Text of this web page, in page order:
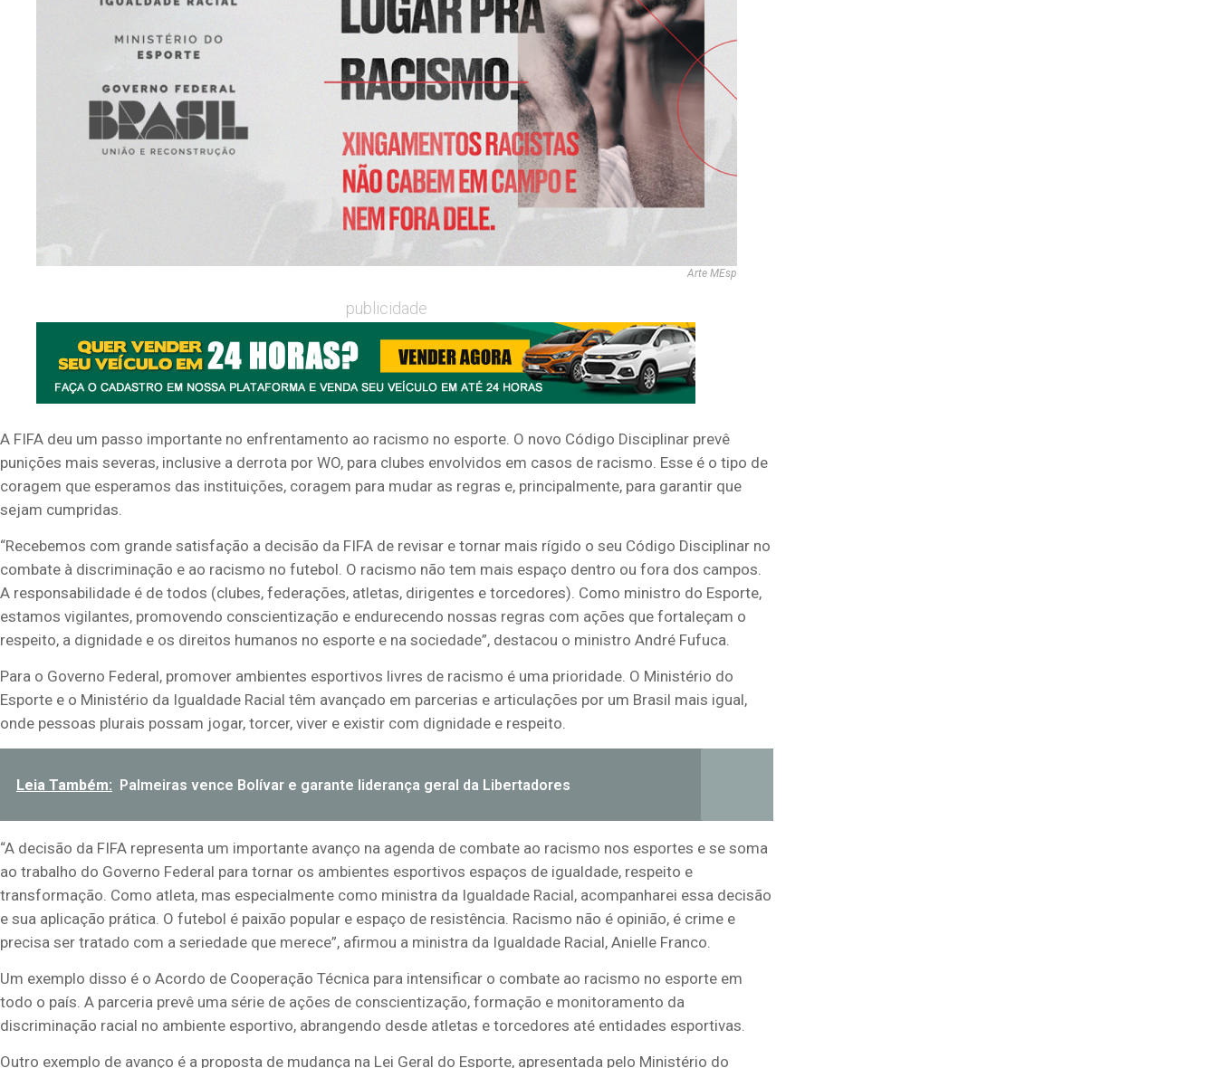
Arte MEsp
publicidade
A FIFA deu um passo importante no enfrentamento ao racismo no esporte. O novo Código Disciplinar prevê
punições mais severas, inclusive a derrota por WO, para clubes envolvidos em casos de racismo. Esse é o tipo de
coragem que esperamos das instituições, coragem para mudar as regras e, principalmente, para garantir que
sejam cumpridas.
“Recebemos com grande satisfação a decisão da FIFA de revisar e tornar mais rígido o seu Código Disciplinar no
combate à discriminação e ao racismo no futebol. O racismo não tem mais espaço dentro ou fora dos campos.
A responsabilidade é de todos (clubes, federações, atletas, dirigentes e torcedores). Como ministro do Esporte,
estamos vigilantes, promovendo conscientização e endurecendo nossas regras com ações que fortaleçam o
respeito, a dignidade e os direitos humanos no esporte e na sociedade”, destacou o ministro André Fufuca.
Para o Governo Federal, promover ambientes esportivos livres de racismo é uma prioridade. O Ministério do
Esporte e o Ministério da Igualdade Racial têm avançado em parcerias e articulações por um Brasil mais igual,
onde pessoas plurais possam jogar, torcer, viver e existir com dignidade e respeito.
Leia Também: Palmeiras vence Bolívar e garante liderança geral da Libertadores
“A decisão da FIFA representa um importante avanço na agenda de combate ao racismo nos esportes e se soma
ao trabalho do Governo Federal para tornar os ambientes esportivos espaços de igualdade, respeito e
transformação. Como atleta, mas especialmente como ministra da Igualdade Racial, acompanharei essa decisão
e sua aplicação prática. O futebol é paixão popular e espaço de resistência. Racismo não é opinião, é crime e
precisa ser tratado com a seriedade que merece”, afirmou a ministra da Igualdade Racial, Anielle Franco.
Um exemplo disso é o Acordo de Cooperação Técnica para intensificar o combate ao racismo no esporte em
todo o país. A parceria prevê uma série de ações de conscientização, formação e monitoramento da
discriminação racial no ambiente esportivo, abrangendo desde atletas e torcedores até entidades esportivas.
Outro exemplo de avanço é a proposta de mudança na Lei Geral do Esporte, apresentada pelo Ministério do